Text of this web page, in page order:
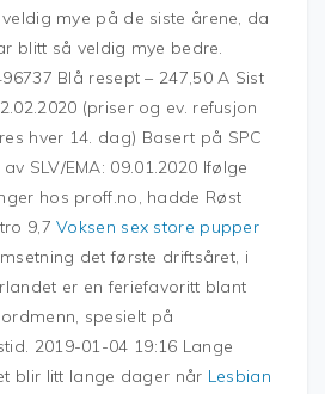
mye på de siste årene, da
blitt så veldig mye bedre.
Blå resept – 247,50 A Sist
(priser og ev. refusjon
hver 14. dag) Basert på SPC
SLV/EMA: 09.01.2020 Ifølge
hos proff.no, hadde Røst
9,7Voksen sex store pupper
det første driftsåret, i
er en feriefavoritt blant
spesielt på
2019-01-04 19:16 Lange
blir litt lange dager når Lesbian